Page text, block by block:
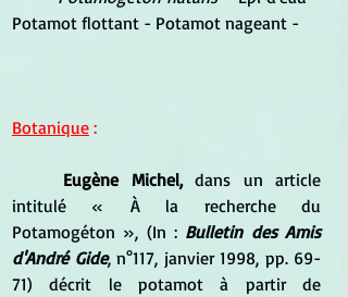
Potamot flottant - Potamot nageant -
Botanique :
Eugène Michel, dans un article
intitulé « À la recherche du
Potamogéton », (In : Bulletin des Amis
d'André Gide, n°117, janvier 1998, pp. 69-
71) décrit le potamot à partir de